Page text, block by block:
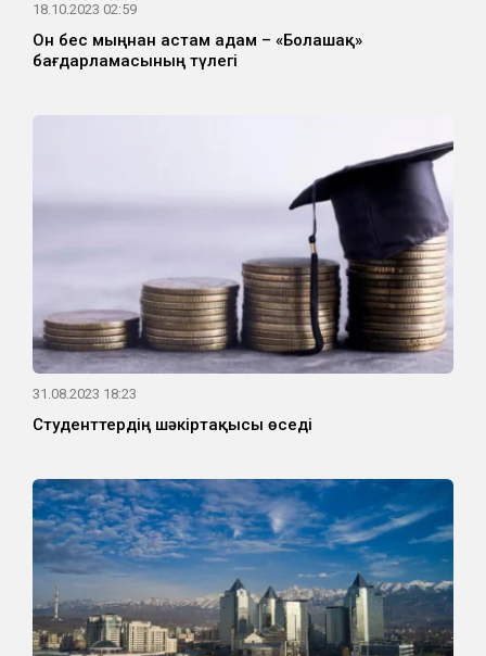
18.10.2023 02:59
Он бес мыңнан астам адам – «Болашақ»
бағдарламасының түлегі
31.08.2023 18:23
Студенттердің шәкіртақысы өседі